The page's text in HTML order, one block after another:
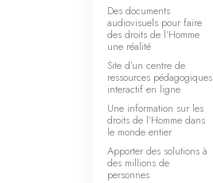
Des documents
audiovisuels pour faire
des droits de l’Homme
une réalité
Site d’un centre de
ressources pédagogiques
interactif en ligne
Une information sur les
droits de l’Homme dans
le monde entier
Apporter des solutions à
des millions de
personnes